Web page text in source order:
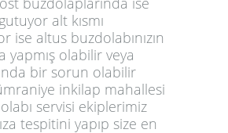
alt kısmı
ise altus buzdolabınızın
yapmış olabilir veya
bir sorun olabilir
inkilap mahallesi
servisi ekiplerimiz
tespitini yapıp size en